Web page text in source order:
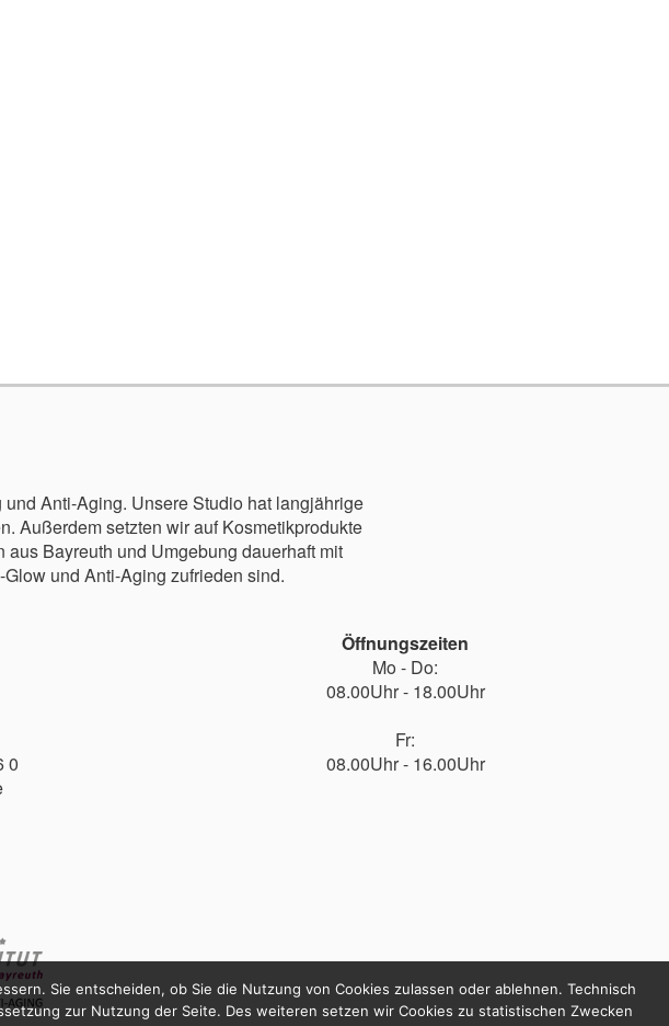
Anti-Aging. Unsere Studio hat langjährige
Außerdem setzten wir auf Kosmetikprodukte
Bayreuth und Umgebung dauerhaft mit
und Anti-Aging zufrieden sind.
0
Öffnungszeiten
Mo - Do:
08.00Uhr - 18.00Uhr
Fr:
08.00Uhr - 16.00Uhr
Sie entscheiden, ob Sie die Nutzung von Cookies zulassen oder ablehnen. Technisch
zur Nutzung der Seite. Des weiteren setzen wir Cookies zu statistischen Zwecken